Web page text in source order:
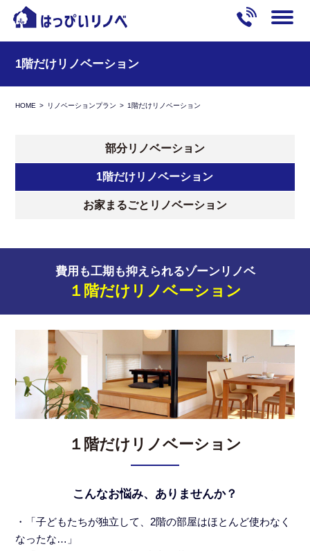
1階だけリノベーション
HOME リノベーションプラン 1階だけリノベーション
部分リノベーション
1階だけリノベーション
お家まるごとリノベーション
費用も工期も抑えられるゾーンリノベ
１階だけリノベーション
１階だけリノベーション
こんなお悩み、ありませんか？
・「子どもたちが独立して、2階の部屋はほとんど使わなく
なったな…」